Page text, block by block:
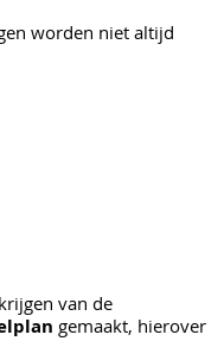
worden niet altijd
van de
gemaakt, hierover